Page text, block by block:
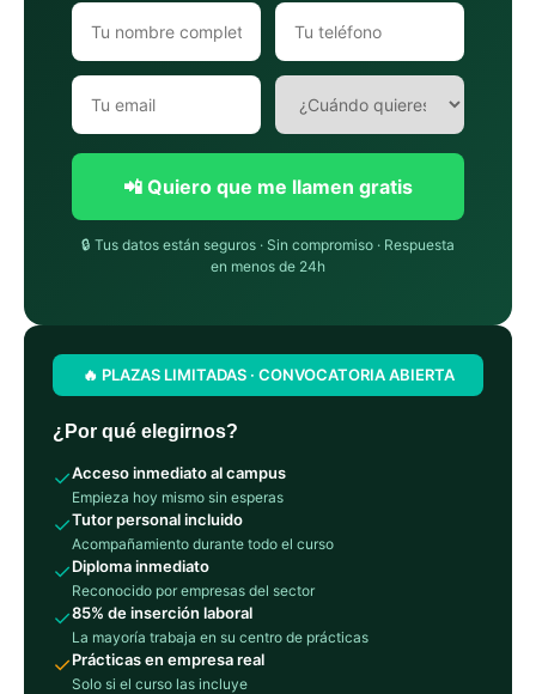
📲 Quiero que me llamen gratis
🔒 Tus datos están seguros · Sin compromiso · Respuesta
en menos de 24h
🔥 PLAZAS LIMITADAS · CONVOCATORIA ABIERTA
¿Por qué elegirnos?
✓Acceso inmediato al campus
Empieza hoy mismo sin esperas
✓Tutor personal incluido
Acompañamiento durante todo el curso
✓Diploma inmediato
Reconocido por empresas del sector
✓85% de inserción laboral
La mayoría trabaja en su centro de prácticas
✓Prácticas en empresa real
Solo si el curso las incluye